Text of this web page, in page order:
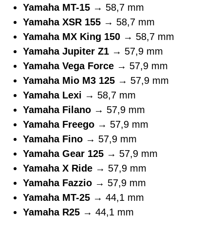
Yamaha MT-15 → 58,7 mm
Yamaha XSR 155 → 58,7 mm
Yamaha MX King 150 → 58,7 mm
Yamaha Jupiter Z1 → 57,9 mm
Yamaha Vega Force → 57,9 mm
Yamaha Mio M3 125 → 57,9 mm
Yamaha Lexi → 58,7 mm
Yamaha Filano → 57,9 mm
Yamaha Freego → 57,9 mm
Yamaha Fino → 57,9 mm
Yamaha Gear 125 → 57,9 mm
Yamaha X Ride → 57,9 mm
Yamaha Fazzio → 57,9 mm
Yamaha MT-25 → 44,1 mm
Yamaha R25 → 44,1 mm